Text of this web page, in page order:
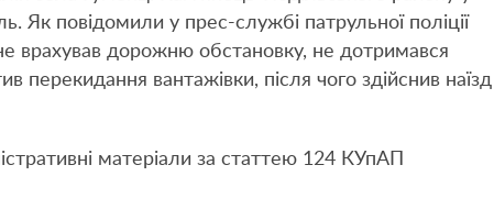
Як повідомили у прес-службі патрульної поліції
врахував дорожню обстановку, не дотримався
перекидання вантажівки, після чого здійснив наїзд
матеріали за статтею 124 КУпАП